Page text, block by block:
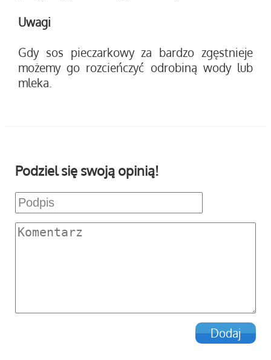
Uwagi
Gdy sos pieczarkowy za bardzo zgęstnieje
możemy go rozcieńczyć odrobiną wody lub
mleka.
Podziel się swoją opinią!